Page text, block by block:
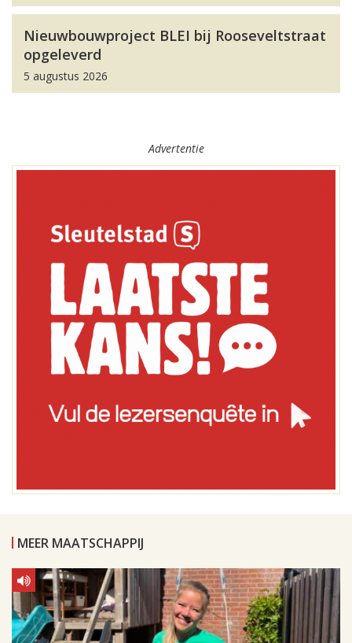
Nieuwbouwproject BLEI bij Rooseveltstraat
opgeleverd
5 augustus 2026
Advertentie
MEER MAATSCHAPPIJ